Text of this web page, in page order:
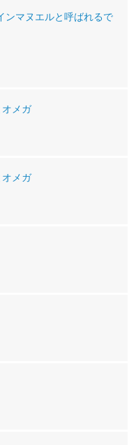
ンマヌエルと呼ばれるで
メガ
メガ